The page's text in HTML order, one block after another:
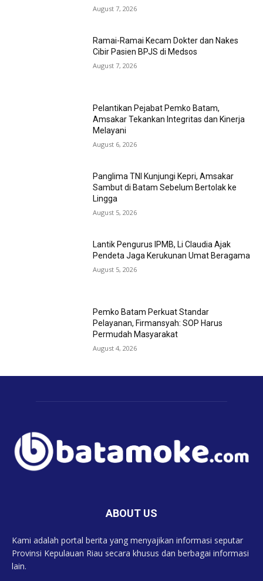
August 7, 2026
Ramai-Ramai Kecam Dokter dan Nakes
Cibir Pasien BPJS di Medsos
August 7, 2026
Pelantikan Pejabat Pemko Batam,
Amsakar Tekankan Integritas dan Kinerja
Melayani
August 6, 2026
Panglima TNI Kunjungi Kepri, Amsakar
Sambut di Batam Sebelum Bertolak ke
Lingga
August 5, 2026
Lantik Pengurus IPMB, Li Claudia Ajak
Pendeta Jaga Kerukunan Umat Beragama
August 5, 2026
Pemko Batam Perkuat Standar
Pelayanan, Firmansyah: SOP Harus
Permudah Masyarakat
August 4, 2026
ABOUT US
Kami adalah portal berita yang menyajikan informasi seputar
Provinsi Kepulauan Riau secara khusus dan berbagai informasi
lain.